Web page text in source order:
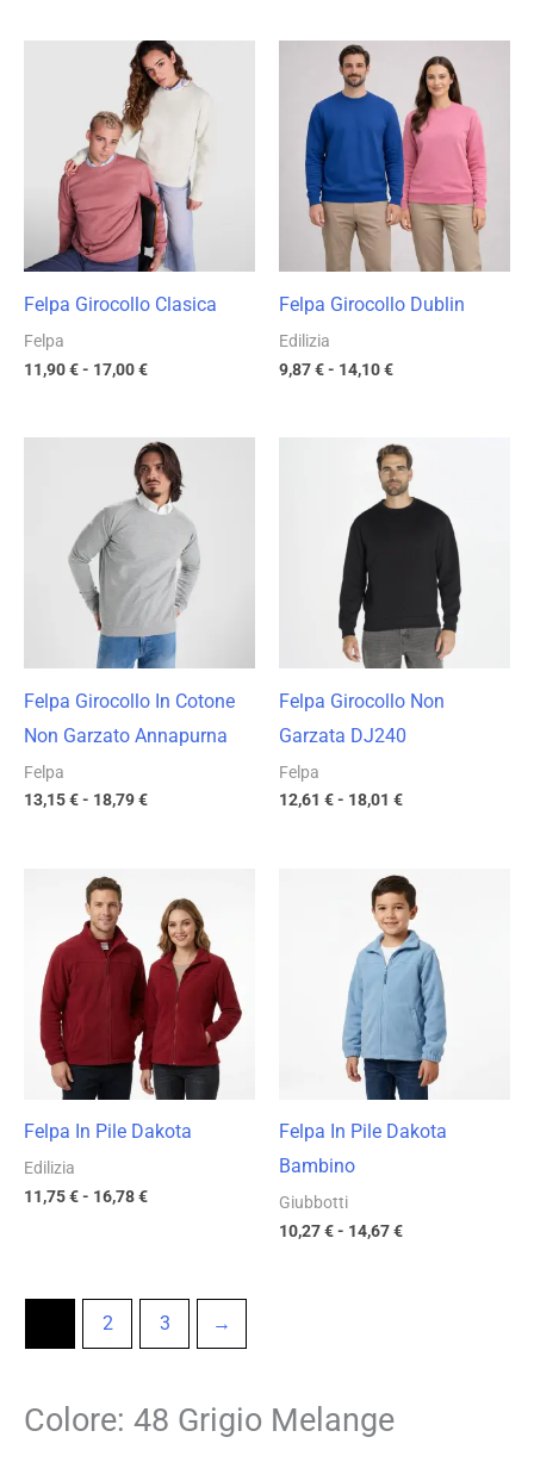
Felpa Girocollo Clasica
Felpa
11,90€- 17,00€
Fascia
di
prezzo:
da
11,90 €
a
17,00 €
Felpa Girocollo Dublin
Edilizia
9,87€- 14,10€
prezzo:
da
9,87 €
14,10 €
Felpa Girocollo In Cotone
Non Garzato Annapurna
Felpa
13,15€- 18,79€
Fascia
di
prezzo:
da
13,15 €
18,79 €
Felpa Girocollo Non
Garzata DJ240
Felpa
12,61 €- 18,01 €
Fascia
di
prezzo:
da
12,61 €
18,01 €
Felpa In Pile Dakota
Edilizia
11,75€- 16,78€
prezzo:
da
11,75 €
a
16,78 €
Felpa In Pile Dakota
Bambino
Giubbotti
10,27€- 14,67€
Fascia
di
prezzo:
da
10,27 €
14,67 €
2 3 →
Colore: 48 Grigio Melange